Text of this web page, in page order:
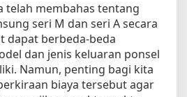
telah membahas tentang
seri M dan seri A secara
dapat berbeda-beda
dan jenis keluaran ponsel
Namun, penting bagi kita
biaya tersebut agar